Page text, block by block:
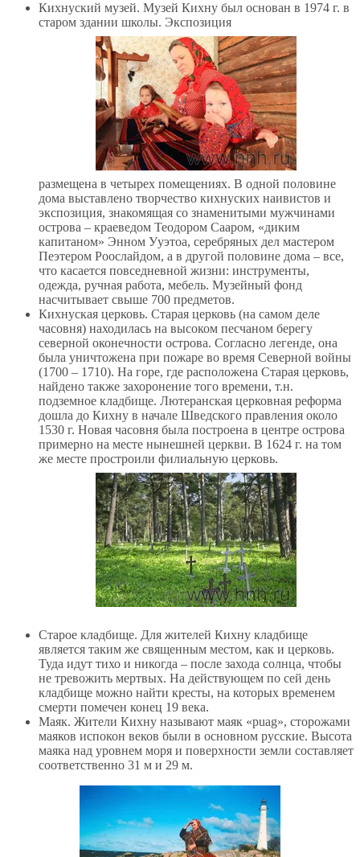
Кихнуский музей. Музей Кихну был основан в 1974 г. в
старом здании школы. Экспозиция
размещена в четырех помещениях. В одной половине
дома выставлено творчество кихнуских наивистов и
экспозиция, знакомящая со знаменитыми мужчинами
острова – краеведом Теодором Сааром, «диким
капитаном» Энном Ууэтоа, серебряных дел мастером
Пеэтером Роослайдом, а в другой половине дома – все,
что касается повседневной жизни: инструменты,
одежда, ручная работа, мебель. Музейный фонд
насчитывает свыше 700 предметов.
Кихнуская церковь. Старая церковь (на самом деле
часовня) находилась на высоком песчаном берегу
северной оконечности острова. Согласно легенде, она
была уничтожена при пожаре во время Северной войны
(1700 – 1710). На горе, где расположена Старая церковь,
найдено также захоронение того времени, т.н.
подземное кладбище. Лютеранская церковная реформа
дошла до Кихну в начале Шведского правления около
1530 г. Новая часовня была построена в центре острова
примерно на месте нынешней церкви. В 1624 г. на том
же месте простроили филиальную церковь.
Старое кладбище. Для жителей Кихну кладбище
является таким же священным местом, как и церковь.
Туда идут тихо и никогда – после захода солнца, чтобы
не тревожить мертвых. На действующем по сей день
кладбище можно найти кресты, на которых временем
смерти помечен конец 19 века.
Маяк. Жители Кихну называют маяк «puag», сторожами
маяков испокон веков были в основном русские. Высота
маяка над уровнем моря и поверхности земли составляет
соответственно 31 м и 29 м.